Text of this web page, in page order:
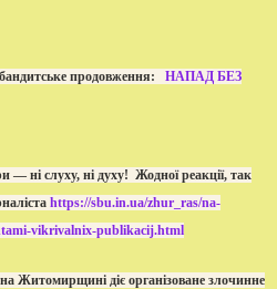
продовження: НАПАД БЕЗ
— ні слуху, ні духу! Жодної реакції, так
https://sbu.in.ua/zhur_ras/na-
vikrivalnix-publikacij.html
Житомирщині діє організоване злочинне